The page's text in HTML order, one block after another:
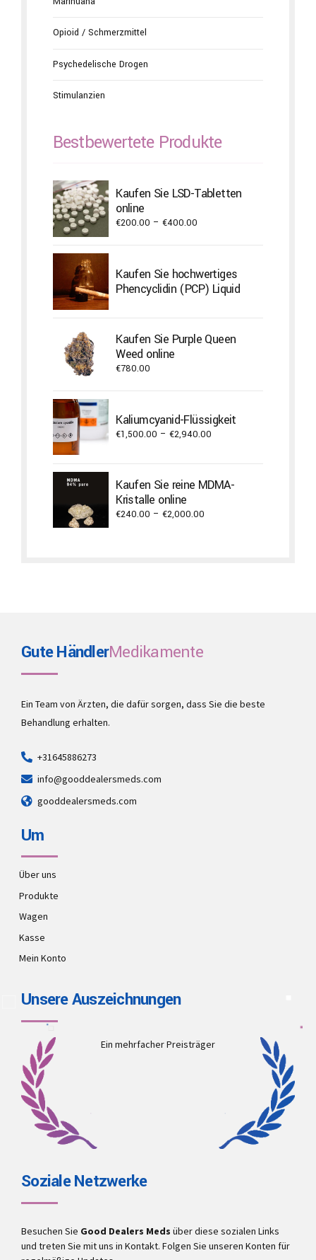
Opioid / Schmerzmittel
Psychedelische Drogen
Stimulanzien
Bestbewertete Produkte
Kaufen Sie LSD-Tabletten
online
€200.00 – €400.00
through
€400.00
Kaufen Sie hochwertiges
Phencyclidin (PCP) Liquid
Kaufen Sie Purple Queen
Weed online
€780.00
Kaliumcyanid-Flüssigkeit
€1,500.00 – €2,940.00
through
€2,940.00
Kaufen Sie reine MDMA-
Kristalle online
€240.00 – €2,000.00
Gute HändlerMedikamente
Ein Team von Ärzten, die dafür sorgen, dass Sie die beste
Behandlung erhalten.
+31645886273
info@gooddealersmeds.com
gooddealersmeds.com
Um
Über uns
Produkte
Wagen
Kasse
Mein Konto
Unsere Auszeichnungen
Ein mehrfacher Preisträger
Soziale Netzwerke
Besuchen Sie Good Dealers Meds über diese sozialen Links
und treten Sie mit uns in Kontakt. Folgen Sie unseren Konten für